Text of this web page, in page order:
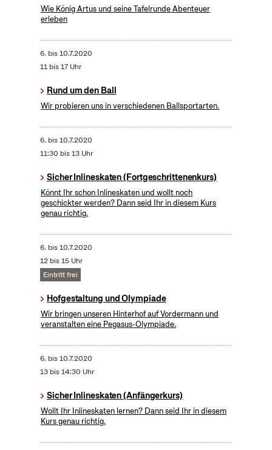
Wie König Artus und seine Tafelrunde Abenteuer
erleben
6. bis10.7.2020
11 bis 17 Uhr
Rund um den Ball
Wir probieren uns in verschiedenen Ballsportarten.
6. bis10.7.2020
11:30 bis 13 Uhr
Sicher Inlineskaten (Fortgeschrittenenkurs)
Könnt Ihr schon Inlineskaten und wollt noch
geschickter werden? Dann seid Ihr in diesem Kurs
genau richtig.
6. bis10.7.2020
12 bis 15 Uhr
Eintritt frei
Hofgestaltung und Olympiade
Wir bringen unseren Hinterhof auf Vordermann und
veranstalten eine Pegasus-Olympiade.
6. bis10.7.2020
13 bis 14:30 Uhr
Sicher Inlineskaten (Anfängerkurs)
Wollt Ihr Inlineskaten lernen? Dann seid Ihr in diesem
Kurs genau richtig.